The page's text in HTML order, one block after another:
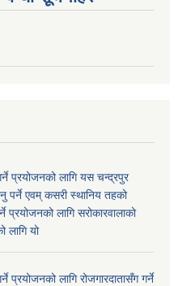
प्रयोजनको लागि यस चन्द्रपुर
पर्ने एवम् कसरी स्थानिय तहको
प्रयोजनको लागि सरोकारवालाको
लागि यो
प्रयोजनको लागि रोजगारदातासँग गर्ने